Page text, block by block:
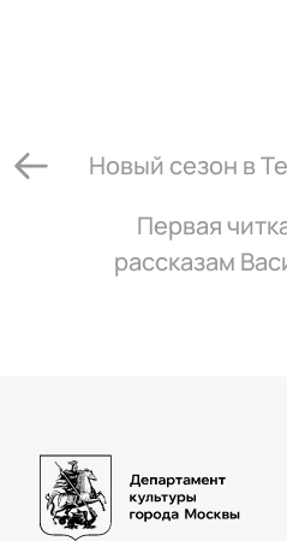
Новый сезон в
Первая
рассказам